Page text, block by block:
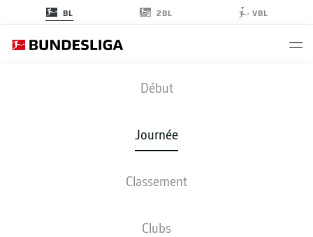
BL 2BL VBL
Début
Journée
Classement
Clubs
FCB - SGE
COMPOSITIONS STATISTIQUES